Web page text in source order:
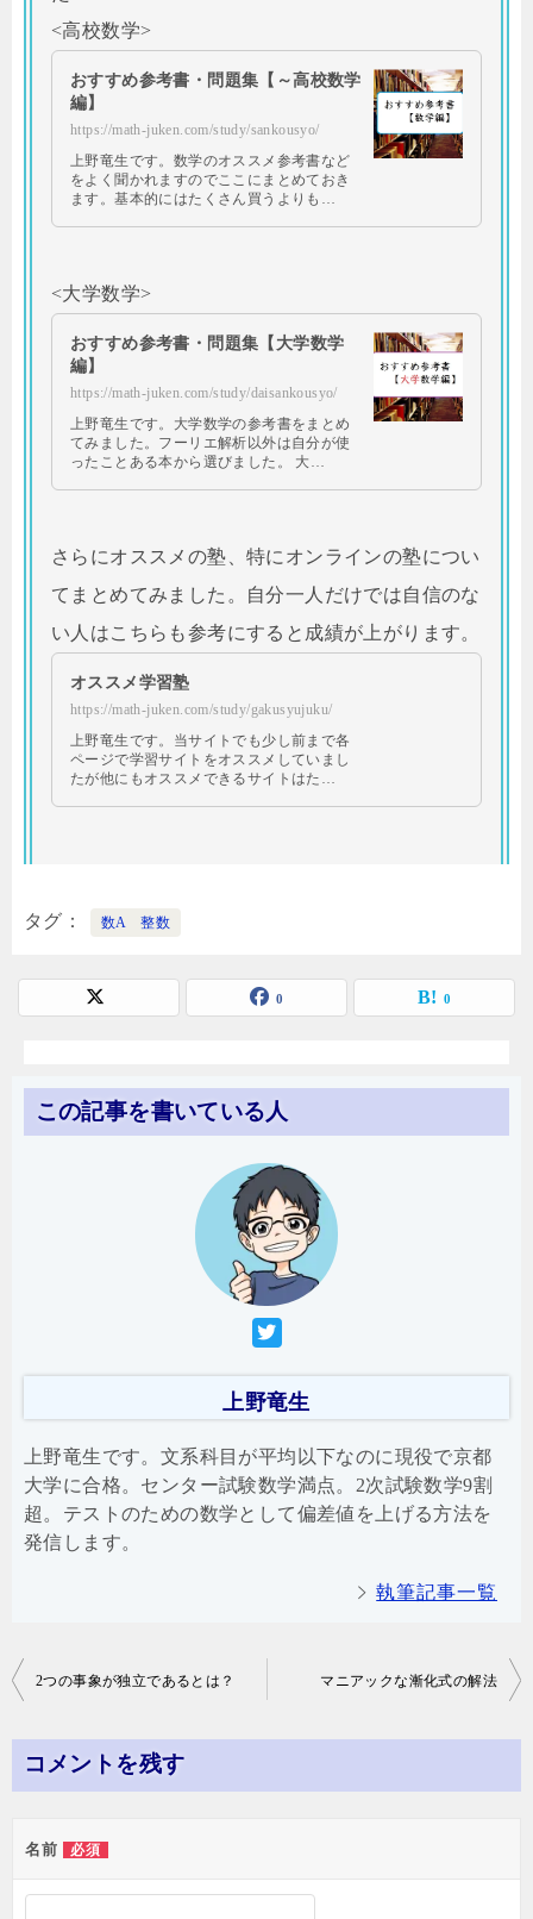
<高校数学>
おすすめ参考書・問題集【～高校数学
編】
https://math-juken.com/study/sankousyo/
上野竜生です。数学のオススメ参考書など
をよく聞かれますのでここにまとめておき
ます。基本的にはたくさん買うよりも…
<大学数学>
おすすめ参考書・問題集【大学数学
編】
https://math-juken.com/study/daisankousyo/
上野竜生です。大学数学の参考書をまとめ
てみました。フーリエ解析以外は自分が使
ったことある本から選びました。 大…
さらにオススメの塾、特にオンラインの塾につい
てまとめてみました。自分一人だけでは自信のな
い人はこちらも参考にすると成績が上がります。
オススメ学習塾
https://math-juken.com/study/gakusyujuku/
上野竜生です。当サイトでも少し前まで各
ページで学習サイトをオススメしていまし
たが他にもオススメできるサイトはた…
タグ 数A 整数
0 0
この記事を書いている人
上野竜生
上野竜生です。文系科目が平均以下なのに現役で京都
大学に合格。センター試験数学満点。2次試験数学9割
超。テストのための数学として偏差値を上げる方法を
発信します。
執筆記事一覧
投
ナ
ビ
シ
2つの事象が独立であるとは？ マニアックな漸化式の解法
コメントを残す
名前 必須